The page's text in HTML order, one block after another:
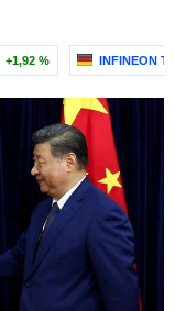
+1,92 % INFINEON